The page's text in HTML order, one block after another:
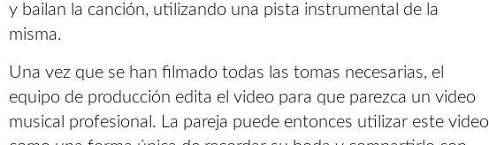
y bailan la canción, utilizando una pista instrumental de la
misma.
Una vez que se han filmado todas las tomas necesarias, el
equipo de producción edita el video para que parezca un video
musical profesional. La pareja puede entonces utilizar este video